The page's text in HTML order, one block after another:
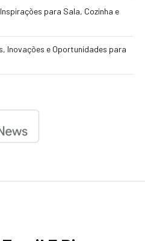
para Sala, Cozinha e
Inovações e Oportunidades para